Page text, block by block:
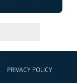
PRIVACY POLICY